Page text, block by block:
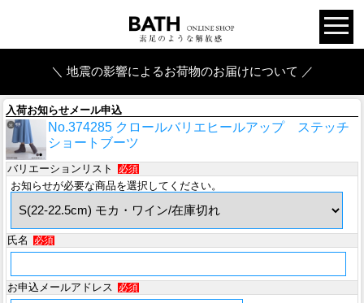
＼ 地震の影響によるお荷物のお届けについて ／
入荷お知らせメール申込
No.374285 クロールバリエヒールアップ ステッチ
ショートブーツ
バリエーションリスト 必須
お知らせが必要な商品を選択してください。
氏名 必須
お申込メールアドレス 必須